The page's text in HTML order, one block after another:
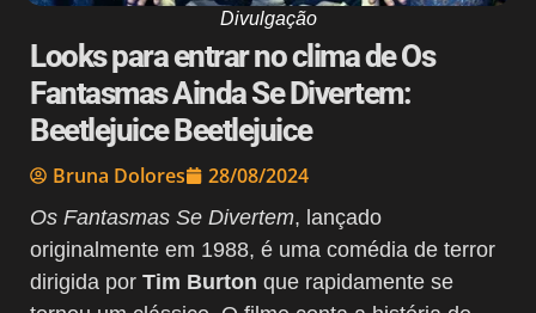
Divulgação
Looks para entrar no clima de Os
Fantasmas Ainda Se Divertem:
Beetlejuice Beetlejuice
Bruna Dolores 28/08/2024
Os Fantasmas Se Divertem, lançado
originalmente em 1988, é uma comédia de terror
dirigida por Tim Burton que rapidamente se